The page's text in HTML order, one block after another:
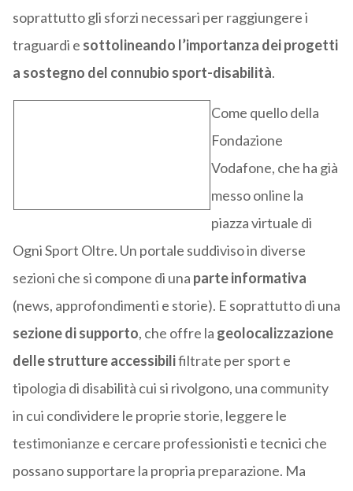
soprattutto gli sforzi necessari per raggiungere i
traguardi e sottolineando l’importanza dei progetti
a sostegno del connubio sport-disabilità.
Come quello della
Fondazione
Vodafone, che ha già
messo online la
piazza virtuale di
Ogni Sport Oltre. Un portale suddiviso in diverse
sezioni che si compone di una parte informativa
(news, approfondimenti e storie). E soprattutto di una
sezione di supporto, che offre la geolocalizzazione
delle strutture accessibilifiltrate per sport e
tipologia di disabilità cui si rivolgono, una community
in cui condividere le proprie storie, leggere le
testimonianze e cercare professionisti e tecnici che
possano supportare la propria preparazione. Ma